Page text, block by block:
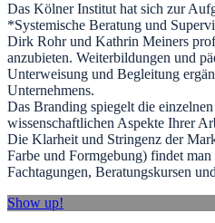
Das Kölner Institut hat sich zur
*Systemische Beratung und
Dirk Rohr und Kathrin Meiners
anzubieten. Weiterbildungen und
Unterweisung und Begleitung
Unternehmens.
Das Branding spiegelt die
wissenschaftlichen Aspekte Ihrer
Die Klarheit und Stringenz der
Farbe und Formgebung) findet
Fachtagungen, Beratungskursen
Show up!